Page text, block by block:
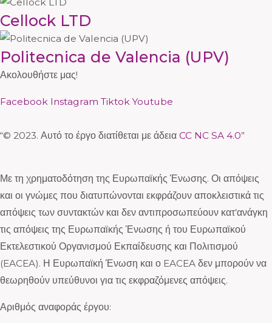
Cellock LTD
Politecnica de Valencia (UPV)
Ακολουθήστε μας!
Facebook Instagram Tiktok Youtube
“© 2023. Αυτό το έργο διατίθεται με άδεια CC NC SA 4.0”
Με τη χρηματοδότηση της Ευρωπαϊκής Ένωσης. Οι απόψεις
και οι γνώμες που διατυπώνονται εκφράζουν αποκλειστικά τις
απόψεις των συντακτών και δεν αντιπροσωπεύουν κατ’ανάγκη
τις απόψεις της Ευρωπαϊκής Ένωσης ή του Ευρωπαϊκού
Εκτελεστικού Οργανισμού Εκπαίδευσης και Πολιτισμού
(EACEA). Η Ευρωπαϊκή Ένωση και ο EACEA δεν μπορούν να
θεωρηθούν υπεύθυνοι για τις εκφραζόμενες απόψεις.
Αριθμός αναφοράς έργου: